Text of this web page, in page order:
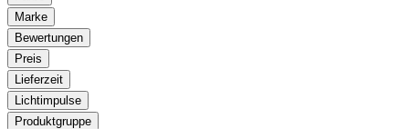
Marke
Bewertungen
Preis
Lieferzeit
Lichtimpulse
Produktgruppe